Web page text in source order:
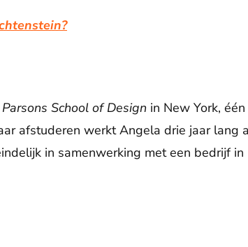
Parsons School of Design in New York,
afstuderen werkt Angela drie jaar lang
in samenwerking met een bedrijf in